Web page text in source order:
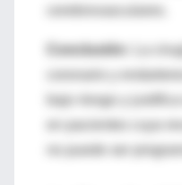
Conclusión:
La
bajo riesgo y
no puede ser